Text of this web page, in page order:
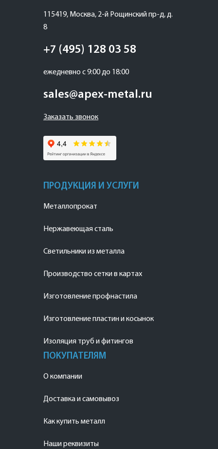
115419, Москва, 2-й Рощинский пр-д, д.
8
+7 (495) 128 03 58
ежедневно с 9:00 до 18:00
sales@apex-metal.ru
Заказать звонок
ПРОДУКЦИЯ И УСЛУГИ
Металлопрокат
Нержавеющая сталь
Светильники из металла
Производство сетки в картах
Изготовление профнастила
Изготовление пластин и косынок
Изоляция труб и фитингов
ПОКУПАТЕЛЯМ
О компании
Доставка и самовывоз
Как купить металл
Наши реквизиты